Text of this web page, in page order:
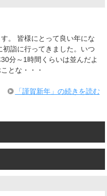
。 皆様にとって良い年にな
初詣に行ってきました。いつ
分～1時間くらいは並んだよ
とな・・・
「謹賀新年」の続きを読む